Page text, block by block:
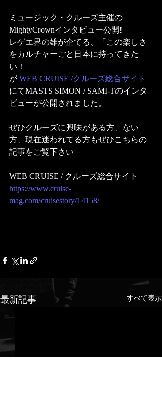
ミュージック・クルーズ主催の
MightyCrownインタビュー公開!
レゲエ界の雄が企てる、「この楽しさ
をカルチャーごと日本に持ってきた
い！
が WEB CRUISE /クルーズ総合サイト
にてMASTS SIMON / SAMI-Tのインタ
ビューが公開されました。
ぜひクルーズに興味がある方、ない
方、現在迷われてる方もぜひこちらの
記事をご覧下さい
WEB CRUISE / クルーズ総合サイト
https://www.cruise-
mag.com/cruisestory/14158/
最新記事 すべて表示